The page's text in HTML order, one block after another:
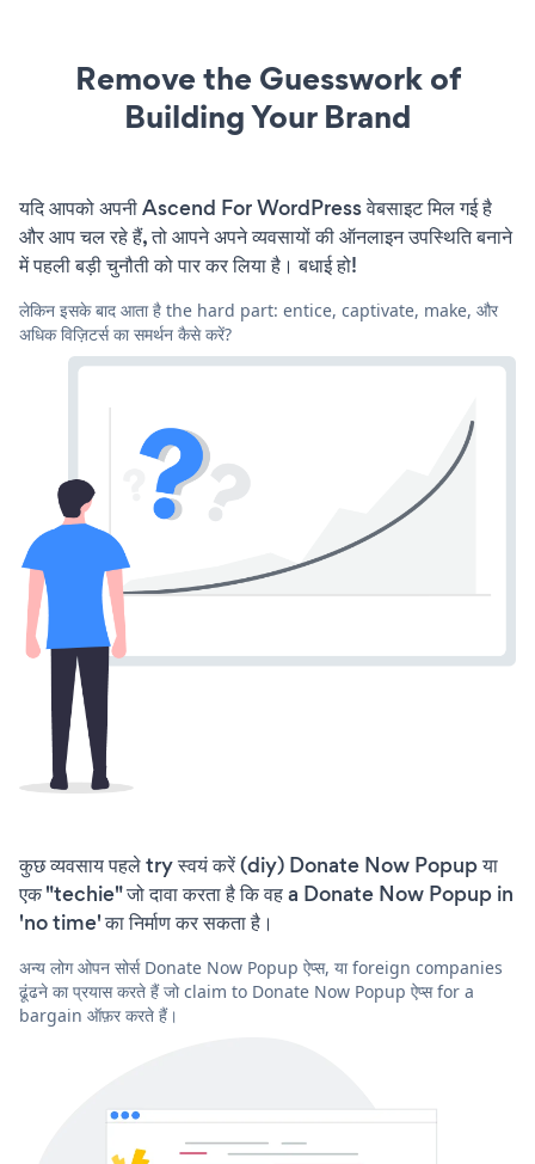
Remove the Guesswork of
Building Your Brand
यदि आपको अपनी Ascend For WordPress वेबसाइट मिल गई है
और आप चल रहे हैं, तो आपने अपने व्यवसायों की ऑनलाइन उपस्थिति बनाने
में पहली बड़ी चुनौती को पार कर लिया है। बधाई हो!
लेकिन इसके बाद आता है the hard part: entice, captivate, make, और
अधिक विज़िटर्स का समर्थन कैसे करें?
कुछ व्यवसाय पहले try स्वयं करें (diy) Donate Now Popup या
एक "techie" जो दावा करता है कि वह a Donate Now Popup in
'no time' का निर्माण कर सकता है।
अन्य लोग ओपन सोर्स Donate Now Popup ऐप्स, या foreign companies
ढूंढने का प्रयास करते हैं जो claim to Donate Now Popup ऐप्स for a
bargain ऑफ़र करते हैं।